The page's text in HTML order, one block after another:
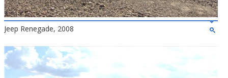
Jeep Renegade, 2008